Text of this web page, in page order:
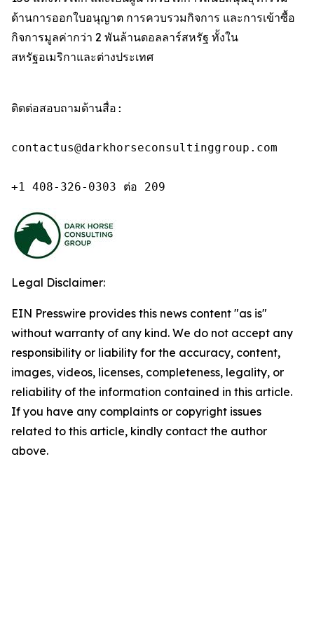
ด้านการออกใบอนุญาต การควบรวมกิจการ และการเข้าซื้อ
กิจการมูลค่ากว่า 2 พันล้านดอลลาร์สหรัฐ ทั้งใน
สหรัฐอเมริกาและต่างประเทศ
ติดต่อสอบถามด้านสื่อ:
contactus@darkhorseconsultinggroup.com
+1 408-326-0303 ต่อ 209
Legal Disclaimer:
EIN Presswire provides this news content "as is"
without warranty of any kind. We do not accept any
responsibility or liability for the accuracy, content,
images, videos, licenses, completeness, legality, or
reliability of the information contained in this article.
If you have any complaints or copyright issues
related to this article, kindly contact the author
above.